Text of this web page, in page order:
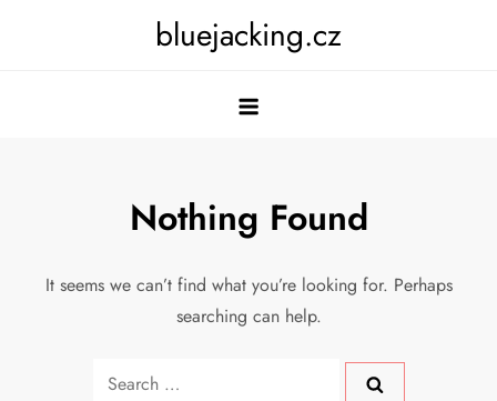
bluejacking.cz
Nothing Found
It seems we can’t find what you’re looking for. Perhaps
searching can help.
Search